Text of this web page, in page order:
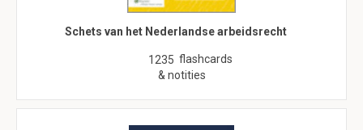
Schets van het Nederlandse arbeidsrecht
1235 flashcards
& notities